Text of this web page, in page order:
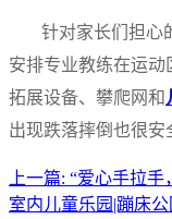
针对家长们担心
安排专业教练在运
拓展设备、攀爬网和
出现跌落摔倒也很安
上一篇: “爱心手拉
室内儿童乐园|蹦床